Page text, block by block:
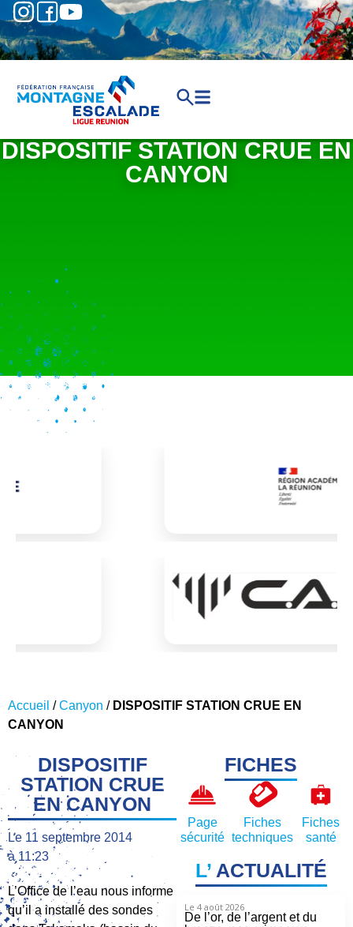
DISPOSITIF STATION CRUE EN
CANYON
Accueil /Canyon / DISPOSITIF STATION CRUE EN
CANYON
DISPOSITIF
STATION CRUE
EN CANYON
Le 11 septembre 2014
à 11:23
L’Office de l’eau nous informe
qu’il a installé des sondes
FICHES
Page
sécurité
Fiches
techniques
Fiches
santé
L’ACTUALITÉ
Le 4 août 2026
De l’or, de l’argent et du